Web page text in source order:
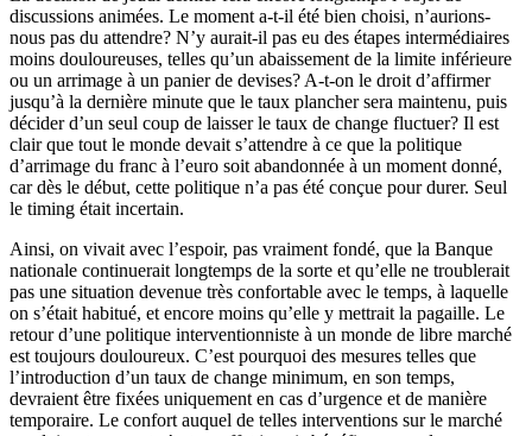
discussions animées. Le moment a-t-il été bien choisi, n’aurions-
nous pas du attendre? N’y aurait-il pas eu des étapes intermédiaires
moins douloureuses, telles qu’un abaissement de la limite inférieure
ou un arrimage à un panier de devises? A-t-on le droit d’affirmer
jusqu’à la dernière minute que le taux plancher sera maintenu, puis
décider d’un seul coup de laisser le taux de change fluctuer? Il est
clair que tout le monde devait s’attendre à ce que la politique
d’arrimage du franc à l’euro soit abandonnée à un moment donné,
car dès le début, cette politique n’a pas été conçue pour durer. Seul
le timing était incertain.
Ainsi, on vivait avec l’espoir, pas vraiment fondé, que la Banque
nationale continuerait longtemps de la sorte et qu’elle ne troublerait
pas une situation devenue très confortable avec le temps, à laquelle
on s’était habitué, et encore moins qu’elle y mettrait la pagaille. Le
retour d’une politique interventionniste à un monde de libre marché
est toujours douloureux. C’est pourquoi des mesures telles que
l’introduction d’un taux de change minimum, en son temps,
devraient être fixées uniquement en cas d’urgence et de manière
temporaire. Le confort auquel de telles interventions sur le marché